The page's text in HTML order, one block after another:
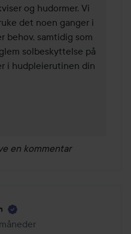
og hudormer. Vi
det noen ganger i
behov, samtidig som
solbeskyttelse på
i hudpleierutinen din
en kommentar
Creator.ble opprettet 3